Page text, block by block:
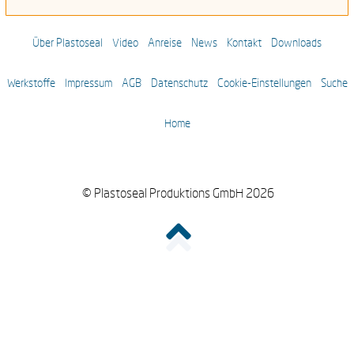
Über Plastoseal Video Anreise News Kontakt Downloads
Werkstoffe Impressum AGB Datenschutz Cookie-Einstellungen Suche
Home
© Plastoseal Produktions GmbH 2026